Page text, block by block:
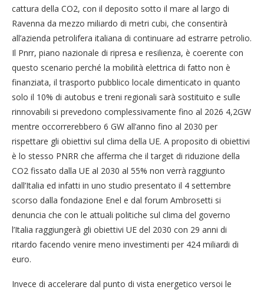
cattura della CO2, con il deposito sotto il mare al largo di
Ravenna da mezzo miliardo di metri cubi, che consentirà
all’azienda petrolifera italiana di continuare ad estrarre petrolio.
Il Pnrr, piano nazionale di ripresa e resilienza, è coerente con
questo scenario perché la mobilità elettrica di fatto non è
finanziata, il trasporto pubblico locale dimenticato in quanto
solo il 10% di autobus e treni regionali sarà sostituito e sulle
rinnovabili si prevedono complessivamente fino al 2026 4,2GW
mentre occorrerebbero 6 GW all’anno fino al 2030 per
rispettare gli obiettivi sul clima della UE. A proposito di obiettivi
è lo stesso PNRR che afferma che il target di riduzione della
CO2 fissato dalla UE al 2030 al 55% non verrà raggiunto
dall’Italia ed infatti in uno studio presentato il 4 settembre
scorso dalla fondazione Enel e dal forum Ambrosetti si
denuncia che con le attuali politiche sul clima del governo
l’Italia raggiungerà gli obiettivi UE del 2030 con 29 anni di
ritardo facendo venire meno investimenti per 424 miliardi di
euro.
Invece di accelerare dal punto di vista energetico versoi le